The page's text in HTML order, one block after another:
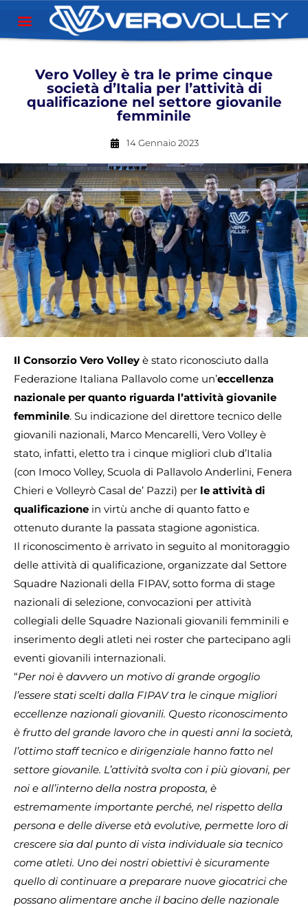
Vero Volley è tra le prime cinque
società d’Italia per l’attività di
qualificazione nel settore giovanile
femminile
14 Gennaio 2023
Il Consorzio Vero Volley è stato riconosciuto dalla
Federazione Italiana Pallavolo come un’eccellenza
nazionale per quanto riguarda l’attività giovanile
femminile. Su indicazione del direttore tecnico delle
giovanili nazionali, Marco Mencarelli, Vero Volley è
stato, infatti, eletto tra i cinque migliori club d’Italia
(con Imoco Volley, Scuola di Pallavolo Anderlini, Fenera
Chieri e Volleyrò Casal de’ Pazzi) per le attività di
qualificazione in virtù anche di quanto fatto e
ottenuto durante la passata stagione agonistica.
Il riconoscimento è arrivato in seguito al monitoraggio
delle attività di qualificazione, organizzate dal Settore
Squadre Nazionali della FIPAV, sotto forma di stage
nazionali di selezione, convocazioni per attività
collegiali delle Squadre Nazionali giovanili femminili e
inserimento degli atleti nei roster che partecipano agli
eventi giovanili internazionali.
“Per noi è davvero un motivo di grande orgoglio
l’essere stati scelti dalla FIPAV tra le cinque migliori
eccellenze nazionali giovanili. Questo riconoscimento
è frutto del grande lavoro che in questi anni la società,
l’ottimo staff tecnico e dirigenziale hanno fatto nel
settore giovanile. L’attività svolta con i più giovani, per
noi e all’interno della nostra proposta, è
estremamente importante perché, nel rispetto della
persona e delle diverse età evolutive, permette loro di
crescere sia dal punto di vista individuale sia tecnico
come atleti. Uno dei nostri obiettivi è sicuramente
quello di continuare a preparare nuove giocatrici che
possano alimentare anche il bacino delle nazionale